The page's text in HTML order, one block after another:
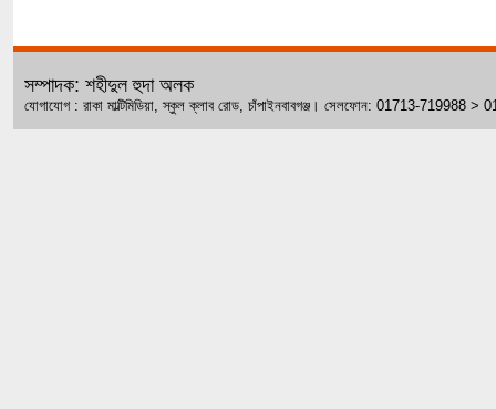
সম্পাদক: শহীদুল হুদা অলক
যোগাযোগ : রাকা মাল্টিমিডিয়া, স্কুল ক্লাব রোড, চাঁপাইনবাবগঞ্জ। সেলফোন: 01713-